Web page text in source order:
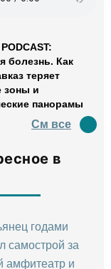
болезнь. Как
теряет
зоны и
панорамы
См все
в